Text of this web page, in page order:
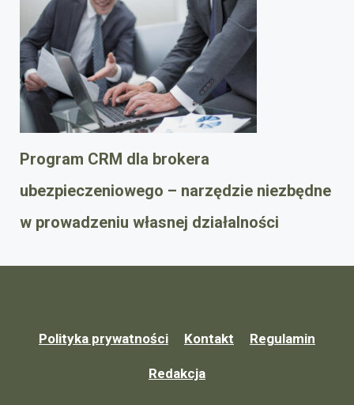
Program CRM dla brokera
ubezpieczeniowego – narzędzie niezbędne
w prowadzeniu własnej działalności
Polityka prywatności Kontakt Regulamin
Redakcja